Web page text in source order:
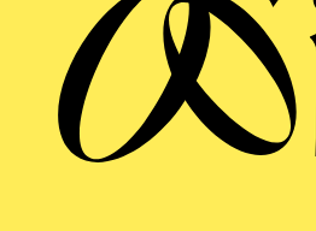
bis 2025 war er Mitglied des
Basel. Zu seinen
Rollen in Opern wie Il barbiere
Rigoletto
Mignon La Traviata
Le nozze di Figaro, Tosca und
Sono studierte bei der
Dr. Hyunjoo Yun und dem Bass